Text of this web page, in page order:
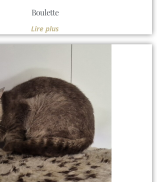
Boulette
Lire plus